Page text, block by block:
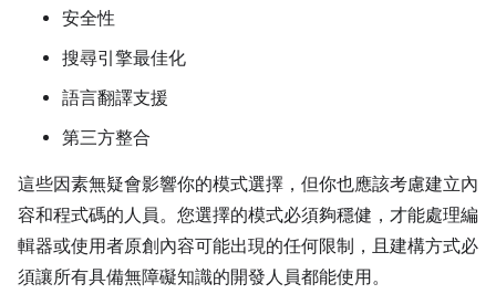
安全性
搜尋引擎最佳化
語言翻譯支援
第三方整合
這些因素無疑會影響你的模式選擇，但你也應該考慮建立內
容和程式碼的人員。您選擇的模式必須夠穩健，才能處理編
輯器或使用者原創內容可能出現的任何限制，且建構方式必
須讓所有具備無障礙知識的開發人員都能使用。